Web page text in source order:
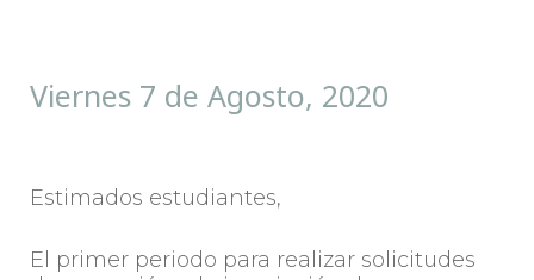
Viernes 7 de Agosto, 2020
Estimados estudiantes,
El primer periodo para realizar solicitudes